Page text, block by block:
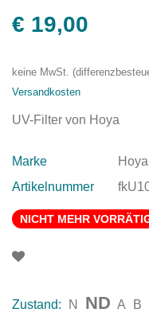
€ 19,00
keine MwSt.
Versandkosten
UV-Filter von Hoya
Marke
Hoya
Artikelnummer
NICHT MEHR
Zustand: N ND A B